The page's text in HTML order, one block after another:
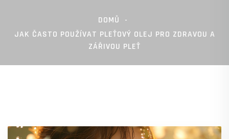
DOMŮ
JAK ČASTO POUŽÍVAT PLEŤOVÝ OLEJ PRO ZDRAVOU A
ZÁŘIVOU PLEŤ